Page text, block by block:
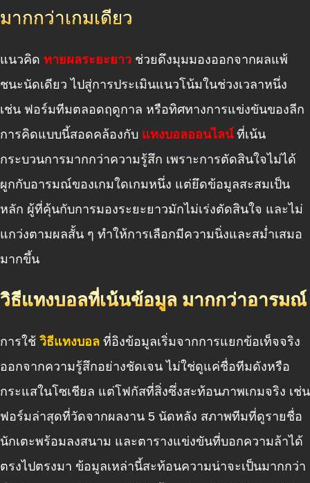
มากกว่าเกมเดียว
แนวคิด ทายผลระยะยาว ช่วยดึงมุมมองออกจากผลแพ้
ชนะนัดเดียว ไปสู่การประเมินแนวโน้มในช่วงเวลาหนึ่ง
เช่น ฟอร์มทีมตลอดฤดูกาล หรือทิศทางการแข่งขันของลีก
การคิดแบบนี้สอดคล้องกับ แทงบอลออนไลน์ที่เน้น
กระบวนการมากกว่าความรู้สึก เพราะการตัดสินใจไม่ได้
ผูกกับอารมณ์ของเกมใดเกมหนึ่ง แต่ยึดข้อมูลสะสมเป็น
หลัก ผู้ที่คุ้นกับการมองระยะยาวมักไม่เร่งตัดสินใจ และไม่
แกว่งตามผลสั้น ๆ ทำให้การเลือกมีความนิ่งและสม่ำเสมอ
มากขึ้น
วิธีแทงบอลที่เน้นข้อมูล มากกว่าอารมณ์
การใช้ วิธีแทงบอล ที่อิงข้อมูลเริ่มจากการแยกข้อเท็จจริง
ออกจากความรู้สึกอย่างชัดเจน ไม่ใช่ดูแค่ชื่อทีมดังหรือ
กระแสในโซเชียล แต่โฟกัสที่สิ่งซึ่งสะท้อนภาพเกมจริง เช่น
ฟอร์มล่าสุดที่วัดจากผลงาน 5 นัดหลัง สภาพทีมที่ดูรายชื่อ
นักเตะพร้อมลงสนาม และตารางแข่งขันที่บอกความล้าได้
ตรงไปตรงมา ข้อมูลเหล่านี้สะท้อนความน่าจะเป็นมากกว่า